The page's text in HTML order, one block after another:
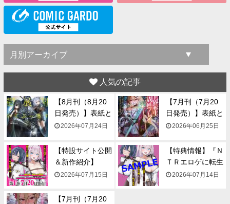
人気の記事
【8月刊（8月20
日発売）】表紙と
一...2026年07月24日
【7月刊（7月20
日発売）】表紙と
一...2026年06月25日
【特設サイト公開
＆新作紹介】
『NTR...
2026年07月15日
【特典情報】『Ｎ
ＴＲエロゲに転生
して...
2026年07月14日
【7月刊（7月20